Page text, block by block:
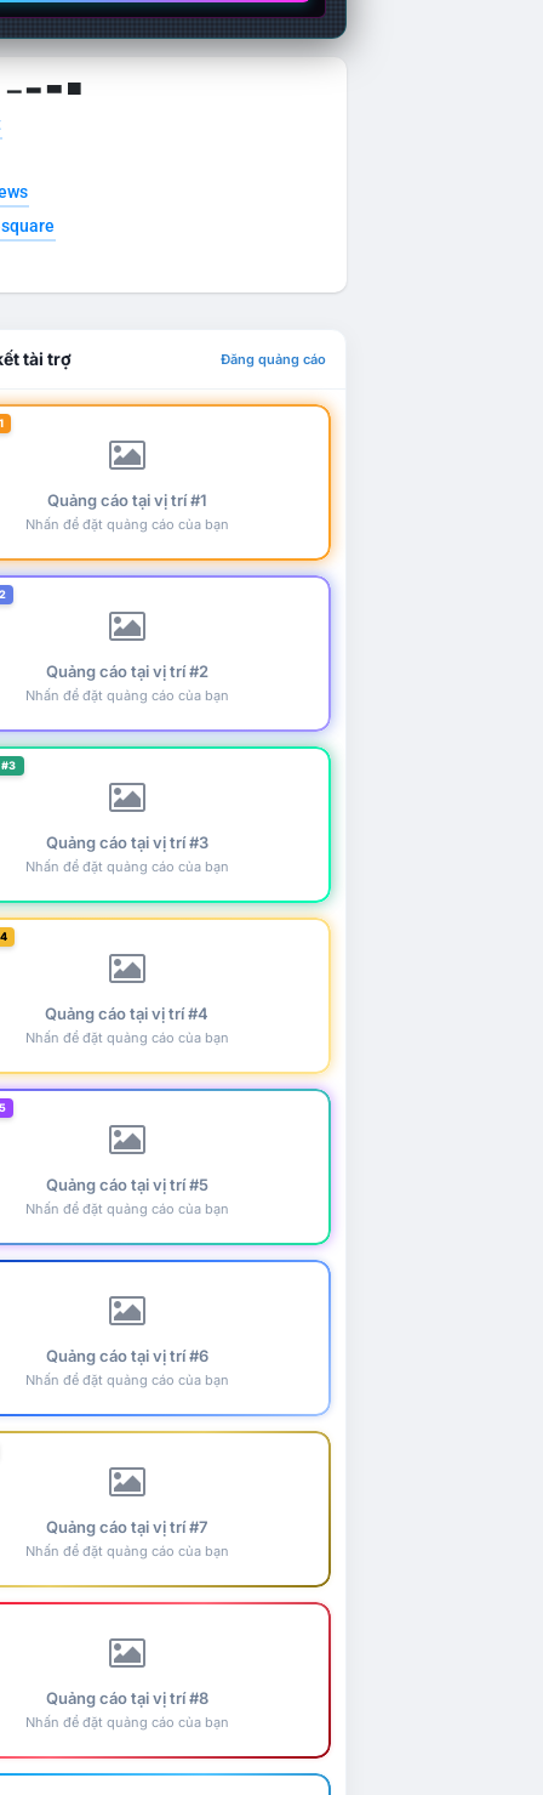
▁ ▂ ▃ ▄
tài trợ Đăng quảng cáo
Quảng cáo tại vị trí #1
Nhấn để đặt quảng cáo của bạn
Quảng cáo tại vị trí #2
Nhấn để đặt quảng cáo của bạn
Quảng cáo tại vị trí #3
Nhấn để đặt quảng cáo của bạn
Quảng cáo tại vị trí #4
Nhấn để đặt quảng cáo của bạn
Quảng cáo tại vị trí #5
Nhấn để đặt quảng cáo của bạn
Quảng cáo tại vị trí #6
Nhấn để đặt quảng cáo của bạn
Quảng cáo tại vị trí #7
Nhấn để đặt quảng cáo của bạn
Quảng cáo tại vị trí #8
Nhấn để đặt quảng cáo của bạn